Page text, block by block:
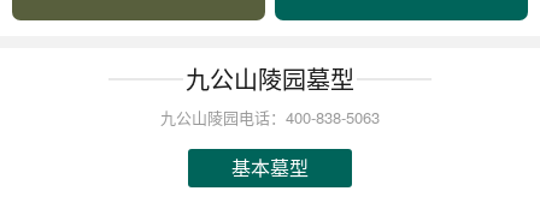
九公山陵园墓型
九公山陵园电话：400-838-5063
基本墓型